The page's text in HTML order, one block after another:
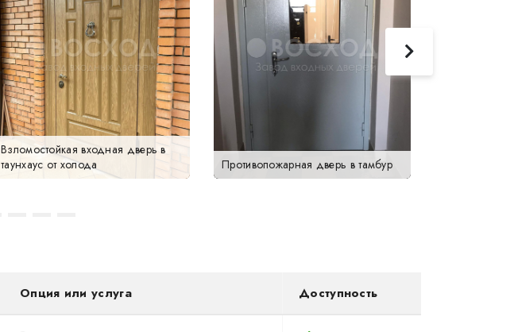
Взломостойкая входная дверь в
таунхаус от холода
Противопожарная дверь в тамбур
Опция или услуга Доступность